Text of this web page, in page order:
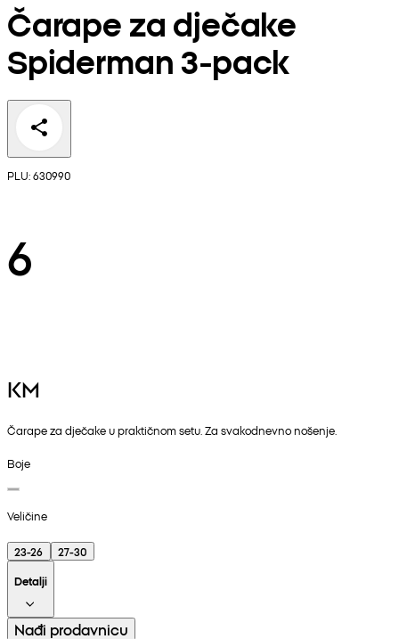
Čarape za dječake
Spiderman 3-pack
PLU: 630990
6
KM
Čarape za dječake u praktičnom setu. Za svakodnevno nošenje.
Boje
Veličine
23-26
27-30
Detalji
Nađi prodavnicu